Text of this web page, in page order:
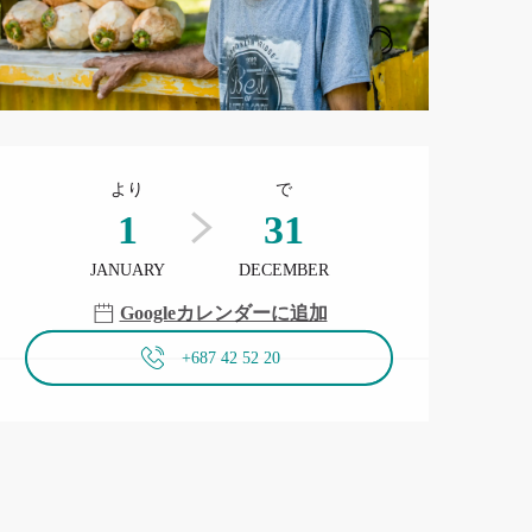
業時間と連絡先
より
1
JANUARY
で
31
DECEMBER
Googleカレンダーに追加
+687 42 52 20